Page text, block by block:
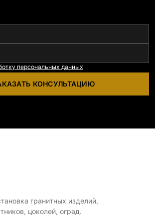
персональных данных
КОНСУЛЬТАЦИЮ
гранитных изделий,
цоколей, оград.